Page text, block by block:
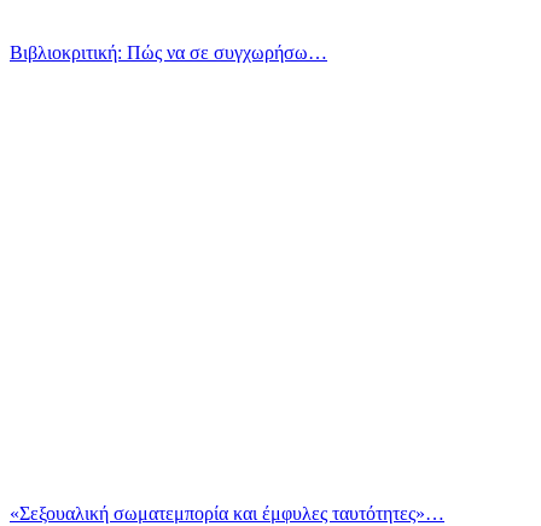
Βιβλιοκριτική: Πώς να σε συγχωρήσω…
«Σεξουαλική σωματεμπορία και έμφυλες ταυτότητες»…